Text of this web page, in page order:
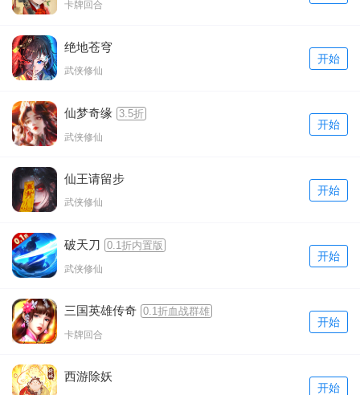
卡牌回合
绝地苍穹
武侠修仙
开始
仙梦奇缘 3.5折
武侠修仙
开始
仙王请留步
武侠修仙
开始
破天刀 0.1折内置版
武侠修仙
开始
三国英雄传奇 0.1折血战群雄
卡牌回合
开始
西游除妖
开始